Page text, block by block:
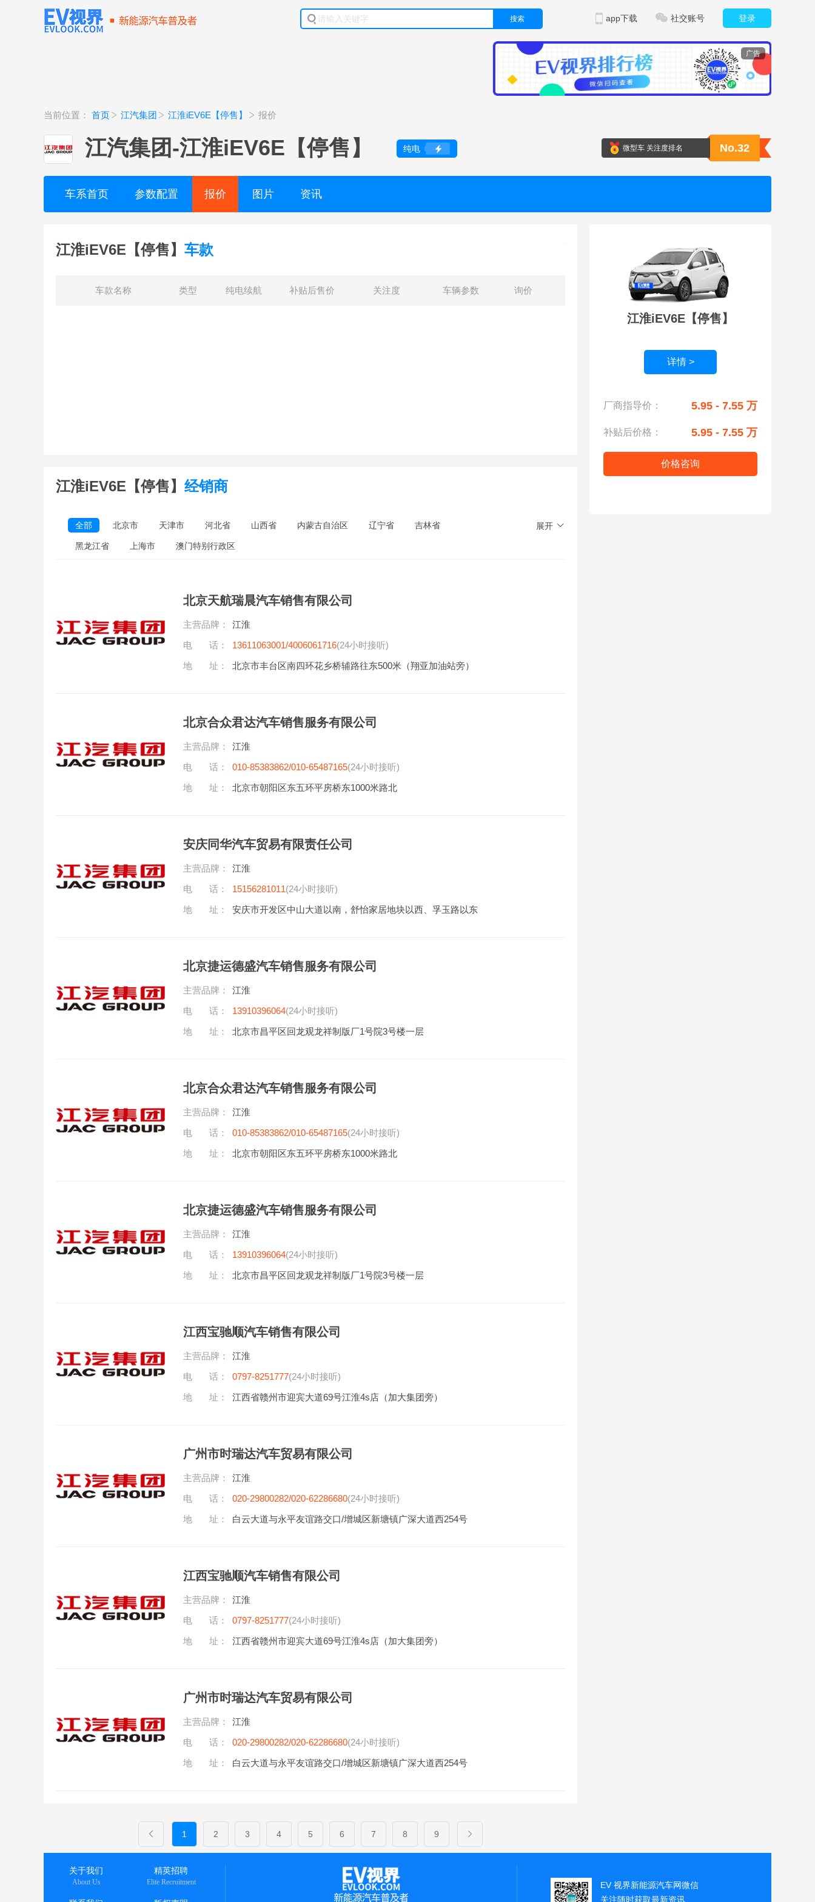
搜索 登录
社交账号
app下载
广告
当前位置： 首页 江汽集团 江淮iEV6E【停售】 报价
江汽集团-江淮iEV6E【停售】 纯电 微型车 关注度排名 No.32
车系首页 参数配置 报价 图片 资讯
江淮iEV6E【停售】 车款
车款名称 类型 纯电续航 补贴后售价 关注度 车辆参数 询价
江淮iEV6E【停售】 经销商
展开
全部 北京市 天津市 河北省 山西省 内蒙古自治区 辽宁省 吉林省
黑龙江省 上海市 澳门特别行政区
北京天航瑞晨汽车销售有限公司
主营品牌：
江淮
电 话：
13611063001/4006061716(24小时接听)
地 址：
北京市丰台区南四环花乡桥辅路往东500米（翔亚加油站旁）
北京合众君达汽车销售服务有限公司
主营品牌：
江淮
电 话：
010-85383862/010-65487165(24小时接听)
地 址：
北京市朝阳区东五环平房桥东1000米路北
安庆同华汽车贸易有限责任公司
主营品牌：
江淮
电 话：
15156281011(24小时接听)
地 址：
安庆市开发区中山大道以南，舒怡家居地块以西、孚玉路以东
北京捷运德盛汽车销售服务有限公司
主营品牌：
江淮
电 话：
13910396064(24小时接听)
地 址：
北京市昌平区回龙观龙祥制版厂1号院3号楼一层
北京合众君达汽车销售服务有限公司
主营品牌：
江淮
电 话：
010-85383862/010-65487165(24小时接听)
地 址：
北京市朝阳区东五环平房桥东1000米路北
北京捷运德盛汽车销售服务有限公司
主营品牌：
江淮
电 话：
13910396064(24小时接听)
地 址：
北京市昌平区回龙观龙祥制版厂1号院3号楼一层
江西宝驰顺汽车销售有限公司
主营品牌：
江淮
电 话：
0797-8251777(24小时接听)
地 址：
江西省赣州市迎宾大道69号江淮4s店（加大集团旁）
广州市时瑞达汽车贸易有限公司
主营品牌：
江淮
电 话：
020-29800282/020-62286680(24小时接听)
地 址：
白云大道与永平友谊路交口/增城区新塘镇广深大道西254号
江西宝驰顺汽车销售有限公司
主营品牌：
江淮
电 话：
0797-8251777(24小时接听)
地 址：
江西省赣州市迎宾大道69号江淮4s店（加大集团旁）
广州市时瑞达汽车贸易有限公司
主营品牌：
江淮
电 话：
020-29800282/020-62286680(24小时接听)
地 址：
白云大道与永平友谊路交口/增城区新塘镇广深大道西254号
1 2 3 4 5 6 7 8 9
江淮iEV6E【停售】
详情 >
厂商指导价： 5.95 - 7.55 万
补贴后价格： 5.95 - 7.55 万
价格咨询
关于我们
About Us
精英招聘
Elite Recruitment
EV 视界新能源汽车网微信
关注随时获取最新资讯